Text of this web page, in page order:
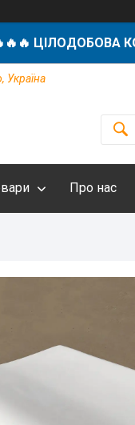
ЦІЛОДОБОВА
Україна
Про нас